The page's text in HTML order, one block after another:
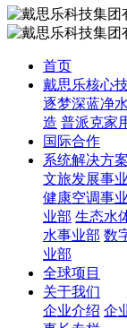
首页
戴思乐核心
逐梦深蓝净
造 普派克家
国际合作
系统解决方案
文旅发展事
健康空调事
业部 生态水
水事业部 数
业部
全球项目
关于我们
企业介绍 企